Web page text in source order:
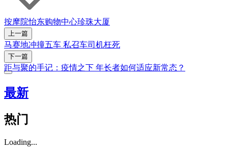
按摩院怡东购物中心珍珠大厦
上一篇
马赛地冲撞五车 私召车司机枉死
下一篇
距与聚的手记：疫情之下 年长者如何适应新常态？
最新
热门
Loading...